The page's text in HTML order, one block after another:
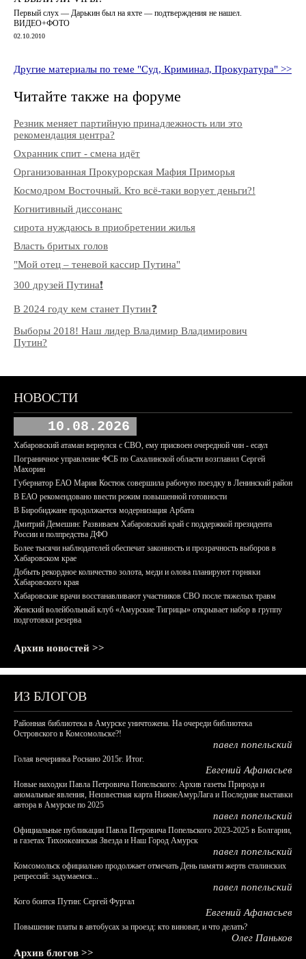
Первый слух — Дарькин был на яхте — подтверждения не нашел.
ВИДЕО+ФОТО
02.10.2010
Другие материалы по теме "Суд, Криминал, Прокуратура" >>
Читайте также на форуме
Резник меняет партийную принадлежность или это
рекомендация центра?
Охранник спит - смена идёт
Организованная Прокурорская Мафия Приморья
Космодром Восточный. Кто всё-таки ворует деньги?!
Когнитивный диссонанс
сирота нуждаюсь в приобретении жилья
Власть бритых голов
"Мой отец – теневой кассир Путина"
300 друзей Путина❗️
В 2024 году кем станет Путин❓
Выборы 2018! Наш лидер Владимир Владимирович
Путин?
НОВОСТИ
10.08.2026
Хабаровский атаман вернулся с СВО, ему присвоен очередной чин - есаул
Пограничное управление ФСБ по Сахалинской области возглавил Сергей
Махорин
Губернатор ЕАО Мария Костюк совершила рабочую поездку в Ленинский район
В ЕАО рекомендовано ввести режим повышенной готовности
В Биробиджане продолжается модернизация Арбата
Дмитрий Демешин: Развиваем Хабаровский край с поддержкой президента
России и полпредства ДФО
Более тысячи наблюдателей обеспечат законность и прозрачность выборов в
Хабаровском крае
Добыть рекордное количество золота, меди и олова планируют горняки
Хабаровского края
Хабаровские врачи восстанавливают участников СВО после тяжелых травм
Женский волейбольный клуб «Амурские Тигрицы» открывает набор в группу
подготовки резерва
Архив новостей >>
ИЗ БЛОГОВ
Районная библиотека в Амурске уничтожена. На очереди библиотека
Островского в Комсомольске?!
павел попельский
Голая вечеринка Роснано 2015г. Итог.
Евгений Афанасьев
Новые находки Павла Петровича Попельского: Архив газеты Природа и
аномальные явления, Неизвестная карта НижнеАмурЛага и Последние выставки
автора в Амурске по 2025
павел попельский
Официальные публикации Павла Петровича Попельского 2023-2025 в Болгарии,
в газетах Тихоокеанская Звезда и Наш Город Амурск
павел попельский
Комсомольск официально продолжает отмечать День памяти жертв сталинских
репрессий: задумаемся...
павел попельский
Кого боится Путин: Сергей Фургал
Евгений Афанасьев
Повышение платы в автобусах за проезд: кто виноват, и что делать?
Олег Паньков
Архив блогов >>